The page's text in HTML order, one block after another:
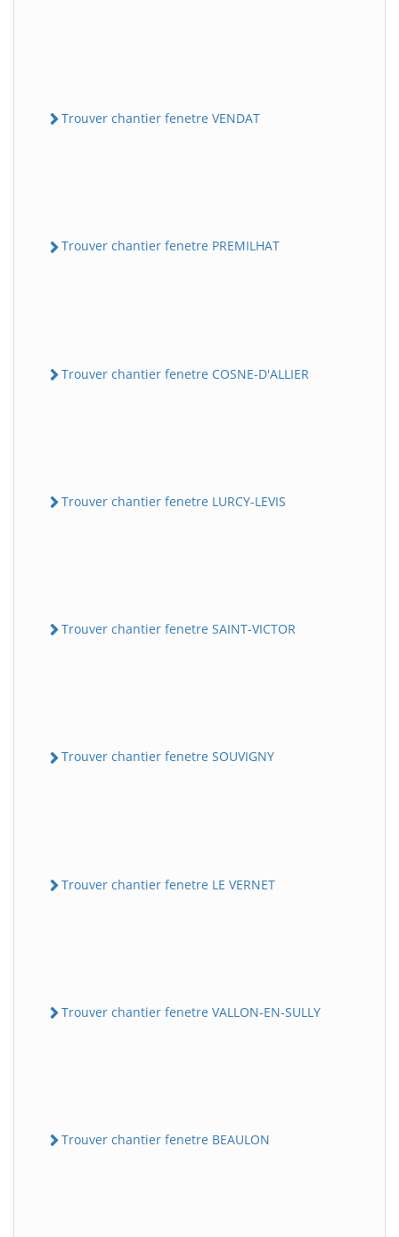
Trouver chantier fenetre VENDAT
Trouver chantier fenetre PREMILHAT
Trouver chantier fenetre COSNE-D'ALLIER
Trouver chantier fenetre LURCY-LEVIS
Trouver chantier fenetre SAINT-VICTOR
Trouver chantier fenetre SOUVIGNY
Trouver chantier fenetre LE VERNET
Trouver chantier fenetre VALLON-EN-SULLY
Trouver chantier fenetre BEAULON